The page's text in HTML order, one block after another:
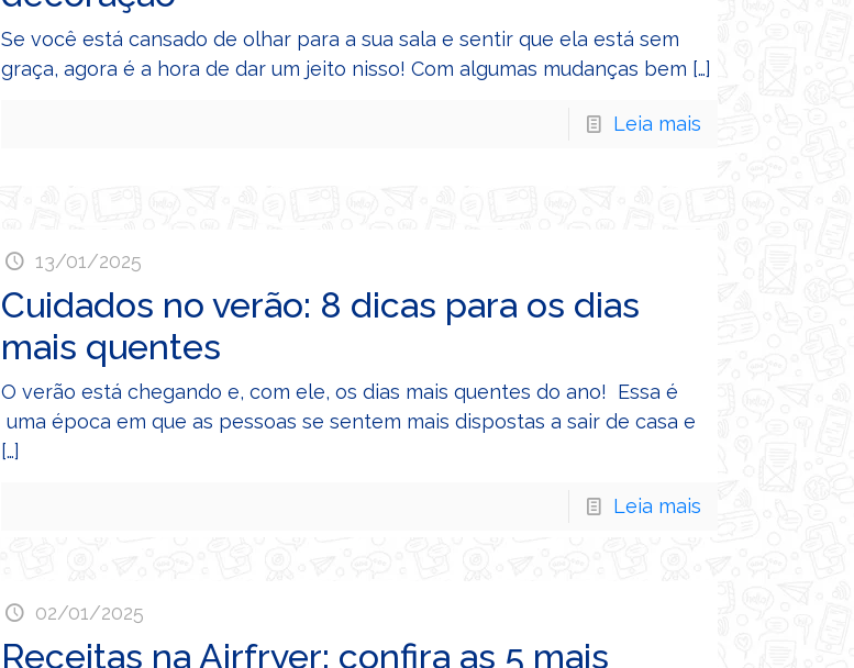
Se você está cansado de olhar para a sua sala e sentir que ela está sem
graça, agora é a hora de dar um jeito nisso! Com algumas mudanças bem […]
Leia mais
13/01/2025
Cuidados no verão: 8 dicas para os dias
mais quentes
O verão está chegando e, com ele, os dias mais quentes do ano! Essa é
uma época em que as pessoas se sentem mais dispostas a sair de casa e
[…]
Leia mais
02/01/2025
Receitas na Airfryer: confira as 5 mais